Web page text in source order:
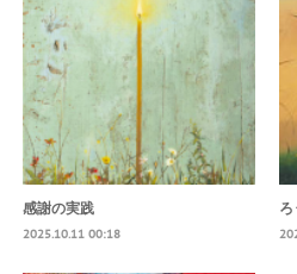
感謝の実践
2025.10.11 00:18